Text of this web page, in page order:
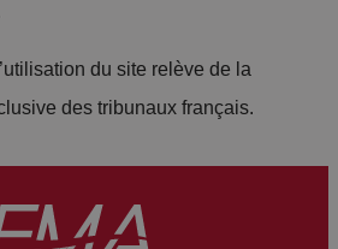
du site relève de la
des tribunaux français.